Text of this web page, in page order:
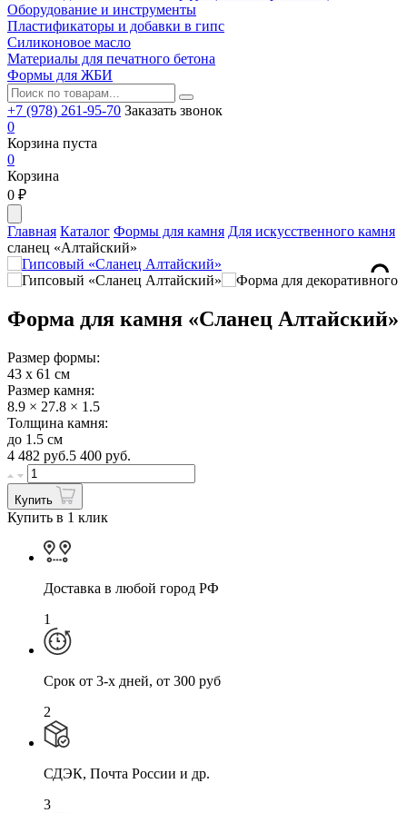
Оборудование и инструменты
Пластификаторы и добавки в гипс
Силиконовое масло
Материалы для печатного бетона
Формы для ЖБИ
+7 (978) 261-95-70 Заказать звонок
0
Корзина пуста
0
Корзина
0 ₽
Главная Каталог Формы для камня Для искусственного камня
сланец «Алтайский»
Форма для камня «Сланец Алтайский»
Размер формы:
43 х 61 см
Размер камня:
8.9 × 27.8 × 1.5
Толщина камня:
до 1.5 см
4 482 руб.5 400 руб.
Купить
Купить в 1 клик
Доставка в любой город РФ
1
Cрок от 3-х дней, от 300 руб
2
СДЭК, Почта России и др.
3